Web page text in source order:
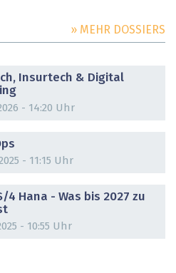
» MEHR DOSSIERS
Insurtech & Digital
- 14:20 Uhr
- 11:15 Uhr
4 Hana - Was bis 2027 zu
- 10:55 Uhr